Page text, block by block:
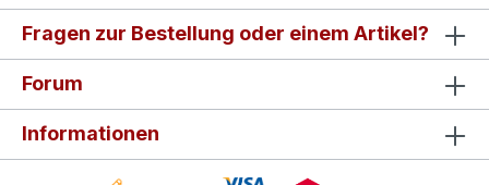
Fragen zur Bestellung oder einem Artikel?
Forum
Informationen